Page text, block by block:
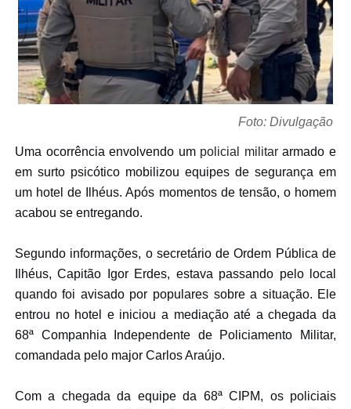
Foto: Divulgação
Uma ocorrência envolvendo um policial militararmado e
em surto psicótico mobilizou equipes de segurança em
um hotel de Ilhéus. Após momentos de tensão, o homem
acabou se entregando.
Segundo informações, o secretário de Ordem Pública de
Ilhéus, Capitão Igor Erdes, estava passando pelo local
quando foi avisado por populares sobre a situação. Ele
entrou no hotel e iniciou a mediação até a chegada da
68ª Companhia Independente de Policiamento Militar,
comandada pelo major Carlos Araújo.
Com a chegada da equipe da 68ª CIPM, os policiais